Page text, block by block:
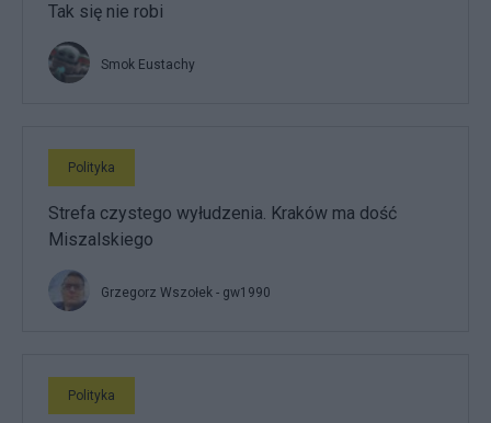
Tak się nie robi
Smok Eustachy
Polityka
Strefa czystego wyłudzenia. Kraków ma dość
Miszalskiego
Grzegorz Wszołek - gw1990
Polityka